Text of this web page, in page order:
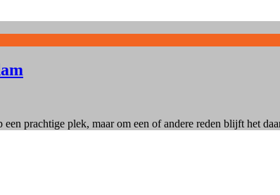
prachtige plek, maar om een of andere reden blijft het